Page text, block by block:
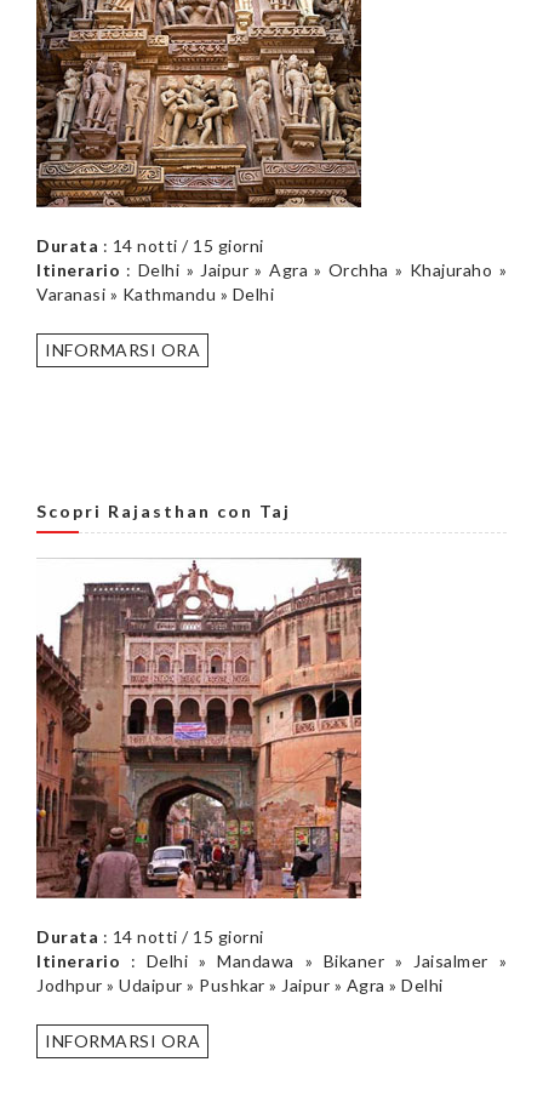
Durata : 14 notti / 15 giorni
Itinerario : Delhi » Jaipur » Agra » Orchha » Khajuraho »
Varanasi » Kathmandu » Delhi
INFORMARSI ORA
Scopri Rajasthan con Taj
Durata : 14 notti / 15 giorni
Itinerario : Delhi » Mandawa » Bikaner » Jaisalmer »
Jodhpur » Udaipur » Pushkar » Jaipur » Agra » Delhi
INFORMARSI ORA